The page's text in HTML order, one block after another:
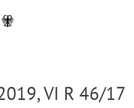
VI R 46/17